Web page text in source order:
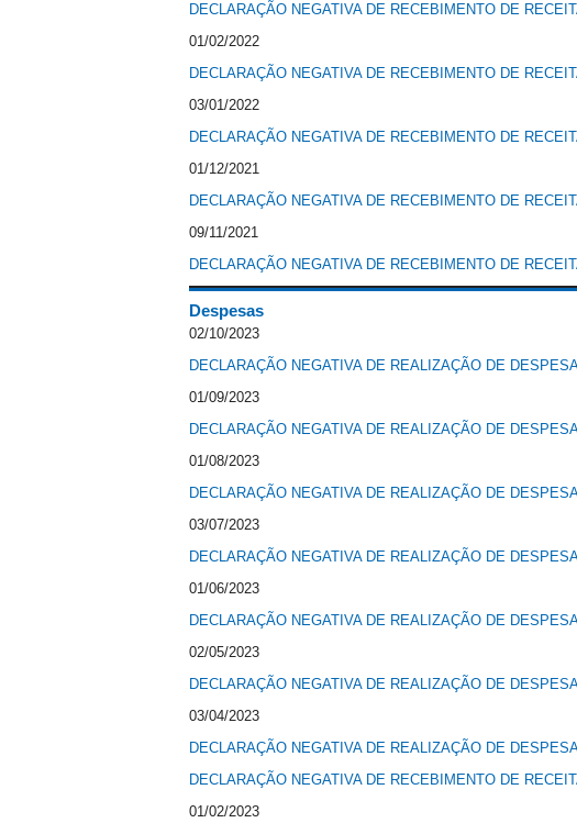
DECLARAÇÃO NEGATIVA DE RECEBIMENTO DE
01/02/2022
DECLARAÇÃO NEGATIVA DE RECEBIMENTO DE
03/01/2022
DECLARAÇÃO NEGATIVA DE RECEBIMENTO DE
01/12/2021
DECLARAÇÃO NEGATIVA DE RECEBIMENTO DE
09/11/2021
DECLARAÇÃO NEGATIVA DE RECEBIMENTO DE
Despesas
02/10/2023
DECLARAÇÃO NEGATIVA DE REALIZAÇÃO DE
01/09/2023
DECLARAÇÃO NEGATIVA DE REALIZAÇÃO DE
01/08/2023
DECLARAÇÃO NEGATIVA DE REALIZAÇÃO DE
03/07/2023
DECLARAÇÃO NEGATIVA DE REALIZAÇÃO DE
01/06/2023
DECLARAÇÃO NEGATIVA DE REALIZAÇÃO DE
02/05/2023
DECLARAÇÃO NEGATIVA DE REALIZAÇÃO DE
03/04/2023
DECLARAÇÃO NEGATIVA DE REALIZAÇÃO DE
DECLARAÇÃO NEGATIVA DE RECEBIMENTO DE
01/02/2023